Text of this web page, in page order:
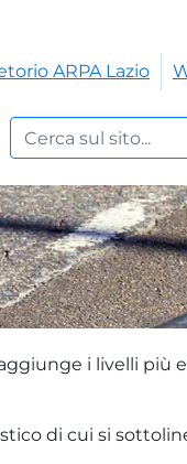
ARPA Lazio
Cerca nel sito:
i livelli più
di cui si